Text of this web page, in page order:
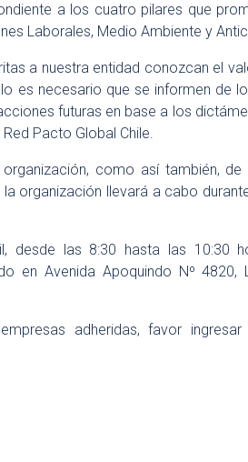
a los cuatro pilares que
Laborales, Medio Ambiente y
a nuestra entidad conozcan el
es necesario que se informen de
futuras en base a los
Pacto Global Chile.
como así también, de
organización llevará a cabo
desde las 8:30 hasta las 10:30
en Avenida Apoquindo Nº 4820,
adheridas, favor ingresar